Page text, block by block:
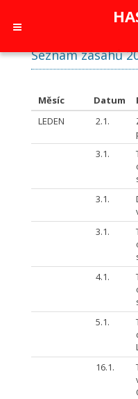
Seznam zásahů
Měsíc Datum
LEDEN
2.1.
3.1.
3.1.
3.1.
4.1.
5.1.
16.1.